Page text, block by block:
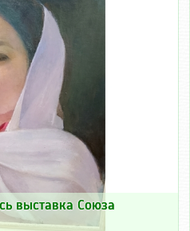
выставка Союза